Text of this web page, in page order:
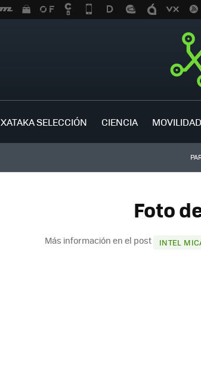
XATAKA SELECCIÓN CIENCIA MOVILIDAD
Foto
Más información en el post INTEL